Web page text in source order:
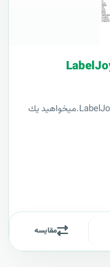
قدرتمندترين نرم افزار ایجاد و چاپ برچسب و بارکد LabelJoy1.ميخواهيد يك
مقایسه